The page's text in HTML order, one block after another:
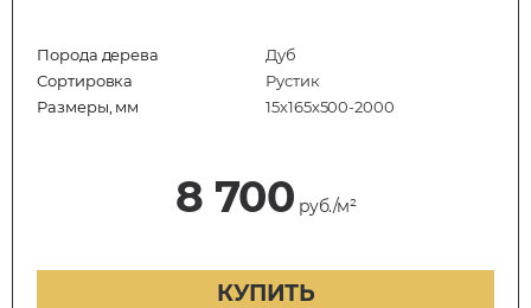
Порода дерева
Дуб
Сортировка
Рустик
Размеры, мм
15х165х500-2000
8 700 руб./м²
КУПИТЬ